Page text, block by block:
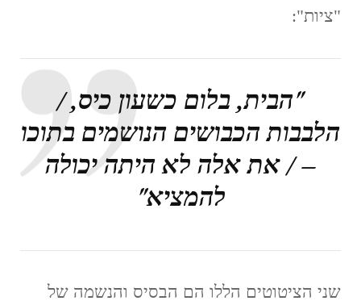
"ציות":
"הבית, בלום כשעון כיס, /
הלבבות הכבושים הנושמים בתוכו
– / את אלה לא היתה יכולה
להמציא"
שני הציטוטים הללו הם הבסיס והנשמה של